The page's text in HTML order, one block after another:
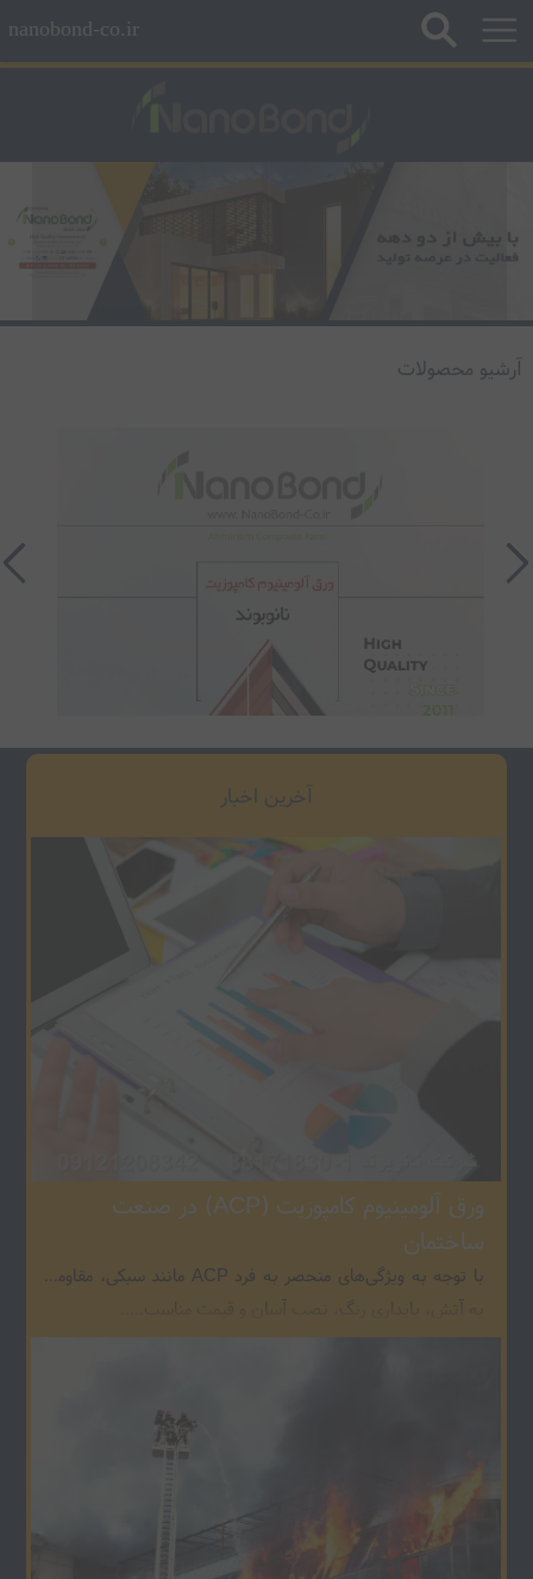
nanobond-co.ir
آرشیو محصولات
آخرین اخبار
ورق آلومینیوم کامپوزیت (ACP) در صنعت
ساختمان
با توجه به ویژگی‌های منحصر به فرد ACP مانند سبکی، مقاومت
به آتش، پایداری رنگ، نصب آسان و قیمت مناسب.....